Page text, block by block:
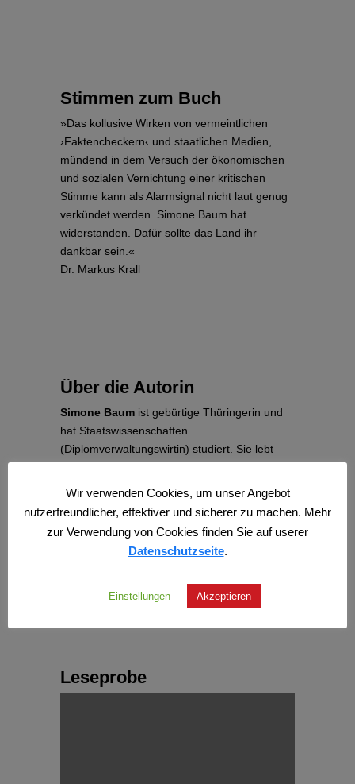
Stimmen zum Buch
»Das kollusive Wirken von vermeintlichen
›Faktencheckern‹ und staatlichen Medien,
mündend in dem Versuch der ökonomischen
und sozialen Vernichtung einer kritischen
Stimme kann als Alarmsignal nicht laut genug
verkündet werden. Simone Baum hat
widerstanden. Dafür sollte das Land ihr
dankbar sein.«
Dr. Markus Krall
Über die Autorin
Simone Baumist gebürtige Thüringerin und
hat Staatswissenschaften
(Diplomverwaltungswirtin) studiert. Sie lebt
heute im Oberbergischen Kreis und ist im
Öffentlichen Dienst tätig. Als
Gründungsmitglied der WerteUnion e.V.
(2017) und Landesvorsitzende des
Fördervereins WerteUnion NRW ist sie auch
Leseprobe
Wir verwenden Cookies, um unser Angebot
nutzerfreundlicher, effektiver und sicherer zu machen. Mehr
zur Verwendung von Cookies finden Sie auf userer
Datenschutzseite.
Einstellungen Akzeptieren